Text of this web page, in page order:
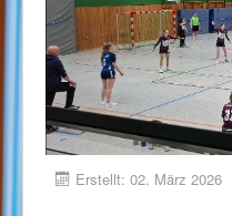
Erstellt: 02. März 2026